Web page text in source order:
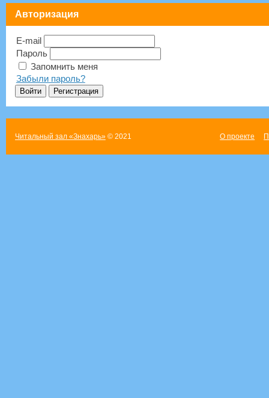
Авторизация
E-mail
Пароль
Запомнить меня
Забыли пароль?
Читальный зал «Знахарь»© 2021 О проекте